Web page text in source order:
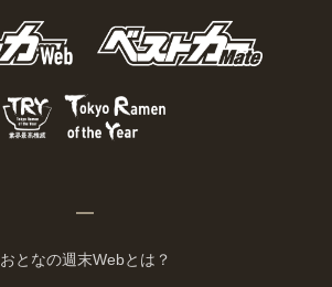
おとなの週末Webとは？